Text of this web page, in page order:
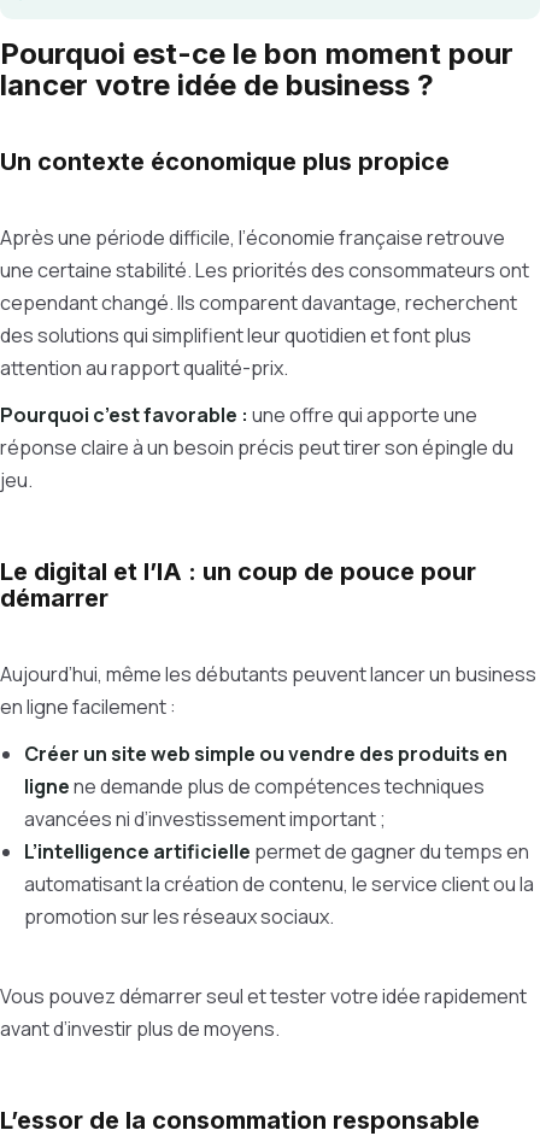
Pourquoi est-ce le bon moment pour
lancer votre idée de business ?
Un contexte économique plus propice
Après une période difficile, l’économie française retrouve
une certaine stabilité. Les priorités des consommateurs ont
cependant changé. Ils comparent davantage, recherchent
des solutions qui simplifient leur quotidien et font plus
attention au rapport qualité-prix.
Pourquoi c’est favorable : une offre qui apporte une
réponse claire à un besoin précis peut tirer son épingle du
jeu.
Le digital et l’IA : un coup de pouce pour
démarrer
Aujourd’hui, même les débutants peuvent lancer un business
en ligne facilement :
Créer un site web simple ou vendre des produits en
lignene demande plus de compétences techniques
avancées ni d’investissement important ;
L’intelligence artificielle permet de gagner du temps en
automatisant la création de contenu, le service client ou la
promotion sur les réseaux sociaux.
Vous pouvez démarrer seul et tester votre idée rapidement
avant d’investir plus de moyens.
L’essor de la consommation responsable